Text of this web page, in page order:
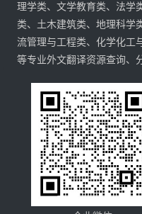
理学类、文学教育类、法学
类、土木建筑类、地理科学
流管理与工程类、化学化工
等专业外文翻译资源查询、